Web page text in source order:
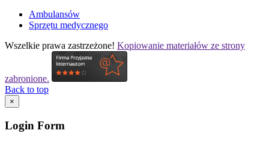
Ambulansów
Sprzętu medycznego
Wszelkie prawa zastrzeżone! Kopiowanie materiałów ze strony
zabronione.
Back to top
×
Login Form